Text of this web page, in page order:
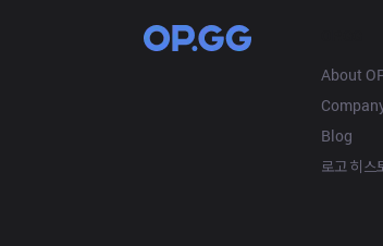
About
Blog
로고 히스